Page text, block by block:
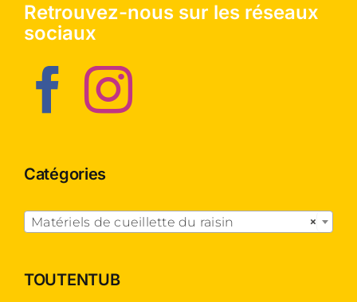
Retrouvez-nous sur les réseaux
sociaux
Catégories
×
Matériels de cueillette du raisin
TOUTENTUB